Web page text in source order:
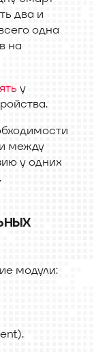
два и
одна
на
у
между
у одних
модули: